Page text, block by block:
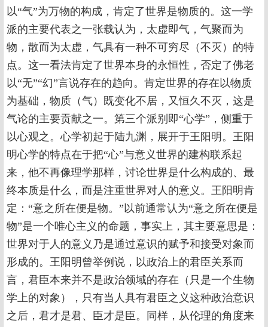
以“气”为万物的构成，肯定了世界是物质的。这一学
派的主要代表之一张载认为，太虚即气，气聚而为
物，散而为太虚，气具有一种不可穷尽（不灭）的特
点。这一看法肯定了世界本身的永恒性，否定了佛老
以“无”“幻”言说存在的趋向。肯定世界的存在以物质
为基础，物质（气）既变化不居，又恒久不灭，这是
气论的主要贡献之一。第三个派别即“心学”，侧重于
以心观之。心学初起于陆九渊，展开于王阳明。王阳
明心学的特点在于把“心”与意义世界的建构联系起
来，他不再像理学那样，讨论世界是什么构成的、最
终本质是什么，而是注重世界对人的意义。王阳明肯
定：“意之所在便是物。”以前通常认为“意之所在便是
物”是一个唯心主义的命题，事实上，其主要意思是：
世界对于人的意义乃是通过意识的赋予和接受对象而
形成的。王阳明曾举例说，以政治上的君臣关系而
言，君臣本来并不是政治领域的存在（只是一个生物
学上的对象），只有当人具有君臣之义这种政治意识
之后，君才是君、臣才是臣。同样，从伦理的角度来